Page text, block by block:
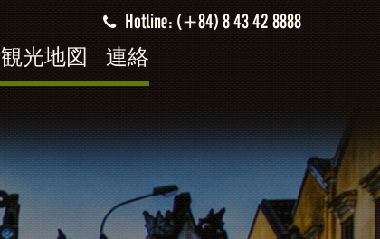
Hotline: (+84) 8 43 42 8888
光地図 連絡